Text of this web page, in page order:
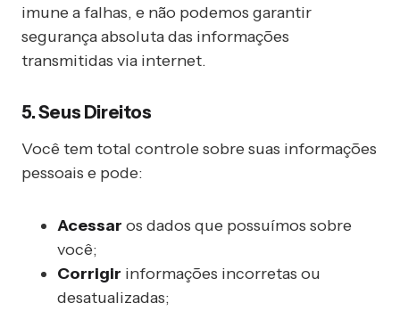
imune a falhas, e não podemos garantir
segurança absoluta das informações
transmitidas via internet.
5. Seus Direitos
Você tem total controle sobre suas informações
pessoais e pode:
Acessar os dados que possuímos sobre
você;
Corrigir informações incorretas ou
desatualizadas;